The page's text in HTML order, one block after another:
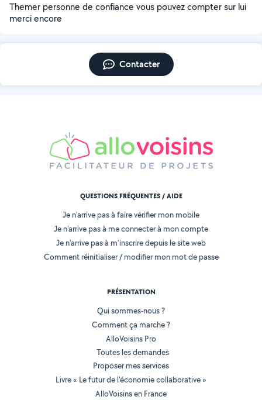
Themer personne de confiance vous pouvez compter sur lui
merci encore
Contacter
QUESTIONS FRÉQUENTES / AIDE
Je n'arrive pas à faire vérifier mon mobile
Je n'arrive pas à me connecter à mon compte
Je n'arrive pas à m'inscrire depuis le site web
Comment réinitialiser / modifier mon mot de passe
PRÉSENTATION
Qui sommes-nous ?
Comment ça marche ?
AlloVoisins Pro
Toutes les demandes
Proposer mes services
Livre « Le futur de l'économie collaborative »
AlloVoisins en France